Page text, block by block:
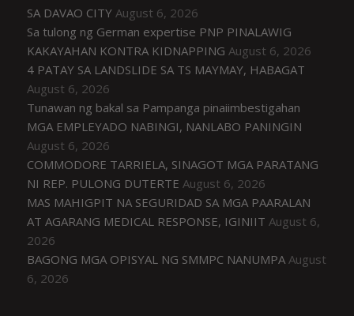
SA DAVAO CITY August 6, 2026
Sa tulong ng German expertise PNP PINALAWIG
KAKAYAHAN KONTRA KIDNAPPING August 6, 2026
4 PATAY SA LANDSLIDE SA TS MAYMAY, HABAGAT
August 6, 2026
Tunawan ng bakal sa Pampanga pinaiimbestigahan
MGA EMPLEYADO NABINGI, NANLABO PANINGIN
August 6, 2026
COMMODORE TARRIELA, SINAGOT MGA PARATANG
NI REP. PULONG DUTERTE August 6, 2026
MAS MAHIGPIT NA SEGURIDAD SA MGA PAARALAN
AT AGARANG MEDICAL RESPONSE, IGINIIT August 6,
2026
BAGONG MGA OPISYAL NG SMMPC NANUMPA August
6, 2026